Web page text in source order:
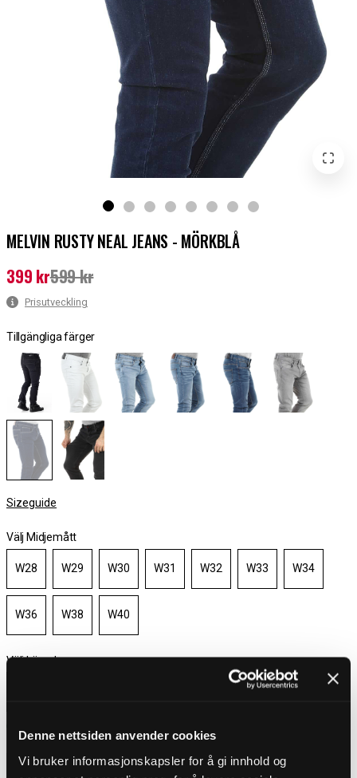
Denne nettsiden anvender cookies
Vi bruker informasjonskapsler for å gi innhold og
MELVIN RUSTY NEAL JEANS - MÖRKBLÅ
Nuvarande pris:399 kr
399 kr599 kr
Prisutveckling
Tillgängliga färger
Sizeguide
Välj Midjemått
W28 W29 W30 W31 W32 W33 W34
W36 W38 W40
Välj Längd